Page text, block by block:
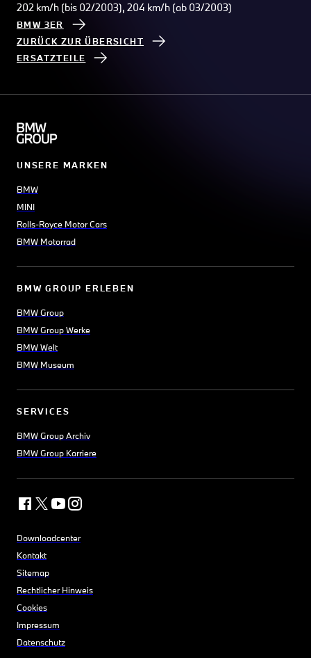
202 km/h (bis 02/2003), 204 km/h (ab 03/2003)
BMW 3ER
ZURÜCK ZUR ÜBERSICHT
ERSATZTEILE
UNSERE MARKEN
BMW
MINI
Rolls-Royce Motor Cars
BMW Motorrad
BMW GROUP ERLEBEN
BMW Group
BMW Group Werke
BMW Welt
BMW Museum
SERVICES
BMW Group Archiv
BMW Group Karriere
Downloadcenter
Kontakt
Sitemap
Rechtlicher Hinweis
Cookies
Impressum
Datenschutz